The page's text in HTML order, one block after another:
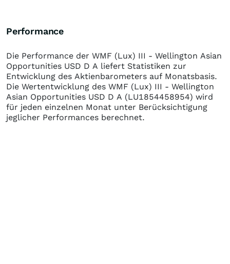
Performance
Die Performance der WMF (Lux) III - Wellington Asian
Opportunities USD D A liefert Statistiken zur
Entwicklung des Aktienbarometers auf Monatsbasis.
Die Wertentwicklung des WMF (Lux) III - Wellington
Asian Opportunities USD D A (LU1854458954) wird
für jeden einzelnen Monat unter Berücksichtigung
jeglicher Performances berechnet.